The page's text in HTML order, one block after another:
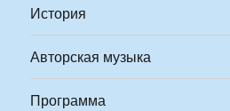
История
Авторская музыка
Программа